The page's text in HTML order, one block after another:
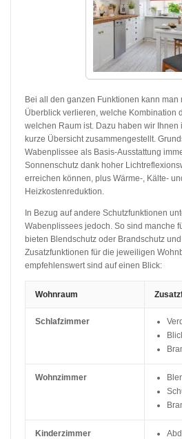
Bei all den ganzen Funktionen kann
Überblick verlieren, welche Kombination
welchen Raum ist. Dazu haben wir Ihnen
kurze Übersicht zusammengestellt.
Wabenplissee als Basis-Ausstattung
Sonnenschutz dank hoher
erreichen können, plus Wärme-, Kälte-
Heizkostenreduktion.
In Bezug auf andere Schutzfunktionen
Wabenplissees jedoch. So sind manche
bieten Blendschutz oder Brandschutz
Zusatzfunktionen für die jeweiligen
empfehlenswert sind auf einen Blick:
Wohnraum
Schlafzimmer
Wohnzimmer
Kinderzimmer